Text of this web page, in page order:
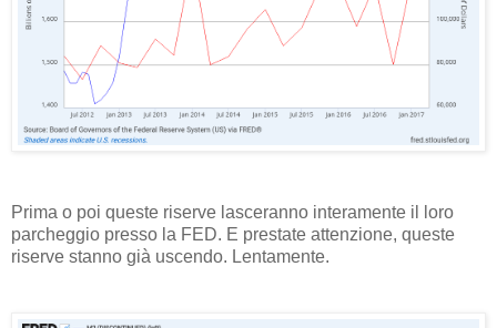
Prima o poi queste riserve lasceranno interamente il loro
parcheggio presso la FED. E prestate attenzione, queste
riserve stanno già uscendo. Lentamente.